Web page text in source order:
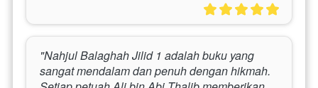
"Nahjul Balaghah Jilid 1 adalah buku yang
sangat mendalam dan penuh dengan hikmah.